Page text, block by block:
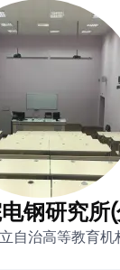
钢研究所
自治高等教育机